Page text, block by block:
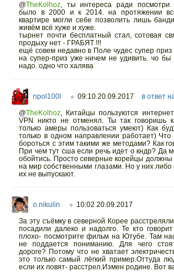
@TheKolhoz, ты интереса ради посмотри
было в 2000 и к 2014. на протяжении
квартире могли себе позволить лишь
живём всё хуже и хуже.
тырнет почти бесплатный стал, сотовая
продыху нет - ГРАБЯТ !!!
ещё совем недавно в Поле чудес супер
на супер-приз уже ничем не удивить. чо
надо. одно что халява
npol100l ○ 09:10 20.09.2017 в ответ
@TheKolhoz, Китайцы пользуются
VPN никто не отменял. Ты так говоришь
только амеры пользоваться умеют) Как
только в одном направлении работает)
бороться с этим такими же методами? Как
При чем тут сша если речь идет о кндр? Да
обойтись. Просто северные корейцы должны
на мир собственными глазами. Но у них либо
их не выпускают.
o.nikulin ○ 10:02 20.09.2017
За эту съёмку в северной Корее
посадили далеко и надолго. Те кто
плохо- посмотрите фильм на Ютубе. Там
не поддается пониманию. Для чего
дороге? Потому что не хватает
это только самый лёгкий пример.Оттуда
если их ловят- расстрел.Измен родине. Вот